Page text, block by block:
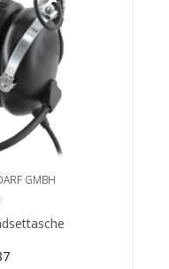
GMBH
von 5 Sternen